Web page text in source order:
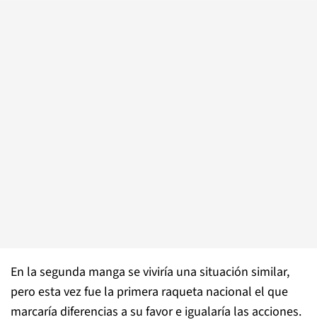
En la segunda manga se viviría una situación similar,
pero esta vez fue la primera raqueta nacional el que
marcaría diferencias a su favor e igualaría las acciones.